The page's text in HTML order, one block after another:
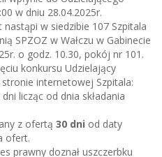
w dniu 28.04.2025r.
w siedzibie 107 Szpitala
SPZOZ w Wałczu w Gabinecie
o godz. 10.30, pokój nr 101.
konkursu Udzielający
internetowej Szpitala:
licząc od dnia składania
z ofertą 30 dni od daty
ofert.
prawny doznał uszczerbku